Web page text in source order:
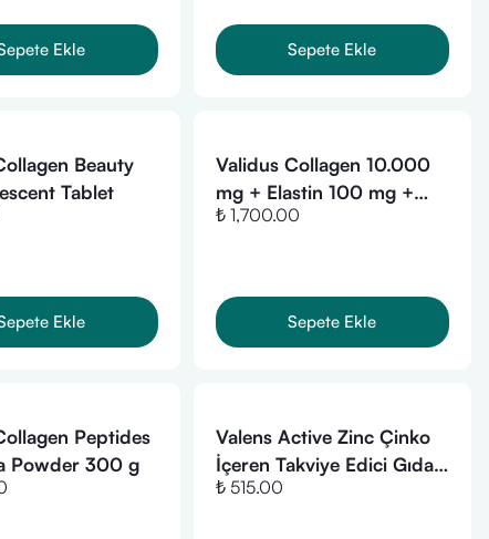
Ekle Sepete Ekle
Beauty
Tablet
Ekle
Validus Collagen 10.000
mg + Elastin 100 mg +
Glutathione 200 mg 30
₺ 1,700.00
Sepete Ekle
Peptides
Powder 300 g
Valens Active Zinc Çinko
İçeren Takviye Edici Gıda
100 ml
₺ 515.00